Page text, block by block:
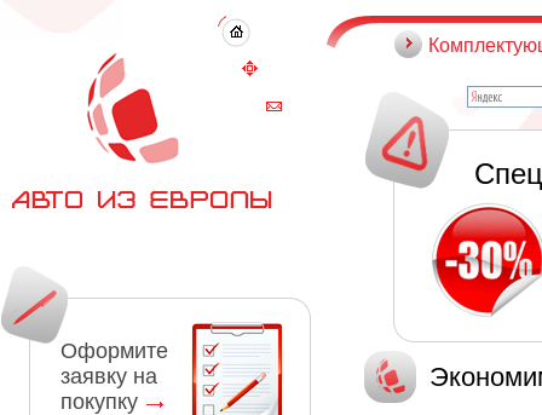
Оформите
заявку на
покупку